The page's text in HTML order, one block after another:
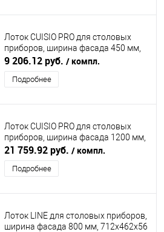
Лоток CUISIO PRO для столовых
приборов, ширина фасада 450 мм,
345-370х473х55 мм, черный/золото
NINKAPLAST (НИНКАПЛАСТ)
9 206.12 руб. / компл.
Подробнее
Лоток CUISIO PRO для столовых
приборов, ширина фасада 1200 мм,
1095-1120х463х55 мм, белый
NINKAPLAST (НИНКАПЛАСТ)
21 759.92 руб. / компл.
Подробнее
Лоток LINE для столовых приборов,
ширина фасада 800 мм, 712x462х56